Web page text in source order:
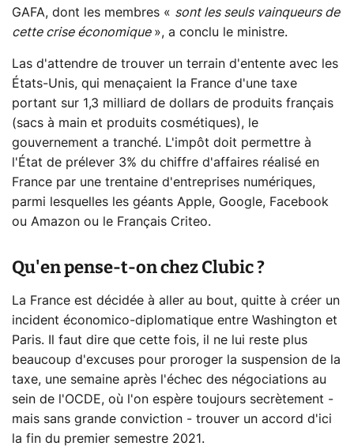
GAFA, dont les membres « sont les seuls vainqueurs de
cette crise économique », a conclu le ministre.
Las d'attendre de trouver un terrain d'entente avec les
États-Unis, qui menaçaient la France d'une taxe
portant sur 1,3 milliard de dollars de produits français
(sacs à main et produits cosmétiques), le
gouvernement a tranché. L'impôt doit permettre à
l'État de prélever 3% du chiffre d'affaires réalisé en
France par une trentaine d'entreprises numériques,
parmi lesquelles les géants Apple, Google, Facebook
ou Amazon ou le Français Criteo.
Qu'en pense-t-on chez Clubic ?
La France est décidée à aller au bout, quitte à créer un
incident économico-diplomatique entre Washington et
Paris. Il faut dire que cette fois, il ne lui reste plus
beaucoup d'excuses pour proroger la suspension de la
taxe, une semaine après l'échec des négociations au
sein de l'OCDE, où l'on espère toujours secrètement -
mais sans grande conviction - trouver un accord d'ici
la fin du premier semestre 2021.